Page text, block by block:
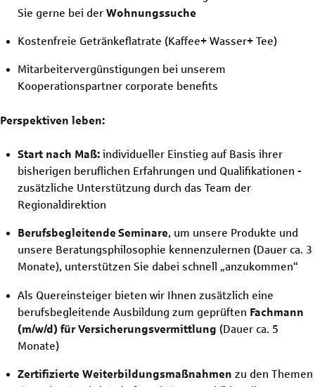
Sie gerne bei derWohnungssuche
Kostenfreie Getränkeflatrate (Kaffee+ Wasser+ Tee)
Mitarbeitervergünstigungen bei unserem
Kooperationspartner corporate benefits
Perspektiven leben:
Start nach Maß:individueller Einstieg auf Basis ihrer
bisherigen beruflichen Erfahrungen und Qualifikationen -
zusätzliche Unterstützung durch das Team der
Regionaldirektion
Berufsbegleitende Seminare, um unsere Produkte und
unsere Beratungsphilosophie kennenzulernen (Dauer ca. 3
Monate), unterstützen Sie dabei schnell „anzukommen“
Als Quereinsteiger bieten wir Ihnen zusätzlich eine
berufsbegleitende Ausbildung zum geprüften Fachmann
(m/w/d) für Versicherungsvermittlung (Dauer ca. 5
Monate)
Zertifizierte Weiterbildungsmaßnahmenzu den Themen